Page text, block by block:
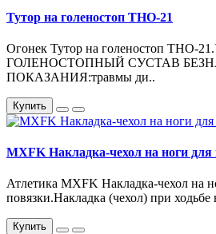
Тутор на голеностоп ТНО-21
Огонек Тутор на голеностоп ТНО-
ГОЛЕНОСТОПНЫЙ СУСТАВ
ПОКАЗАНИЯ:травмы ди..
Купить
MXFK Накладка-чехол на ноги для
Атлетика MXFK Накладка-чехол на
повязки.Накладка (чехол) при ходьбе
Купить